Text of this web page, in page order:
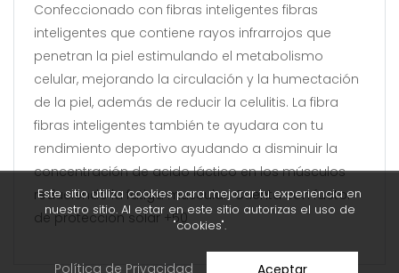
Confeccionado con fibras inteligentes fibras
inteligentes que contiene rayos infrarrojos que
penetran la piel estimulando el metabolismo
celular, mejorando la circulación y la humectación
de la piel, además de reducir la celulitis. La fibra
fibras inteligentes también te ayudara con tu
rendimiento deportivo ayudando a disminuir la
concentración de acido láctico en los músculos
reduciendo la fatiga muscular. Cuenta con factor
de protección solar +50
Este sitio utiliza cookies para mejorar tu experiencia en
nuestro sitio. Al estar en este sitio autorizas el uso de
"cookies".
Política de Privacidad Aceptar